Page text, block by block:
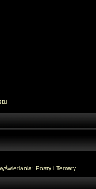
Posty i Tematy